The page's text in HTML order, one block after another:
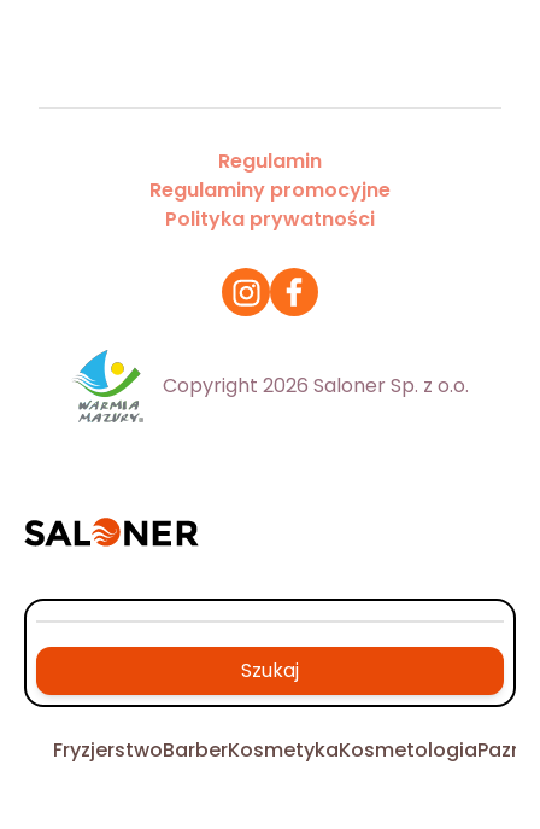
Regulamin
Regulaminy promocyjne
Polityka prywatności
Copyright 2026 Saloner Sp. z o.o.
Szukaj
FryzjerstwoBarberKosmetykaKosmetologia